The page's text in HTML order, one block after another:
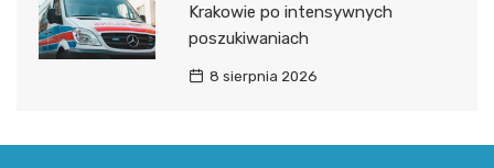
Krakowie po intensywnych
poszukiwaniach
8 sierpnia 2026